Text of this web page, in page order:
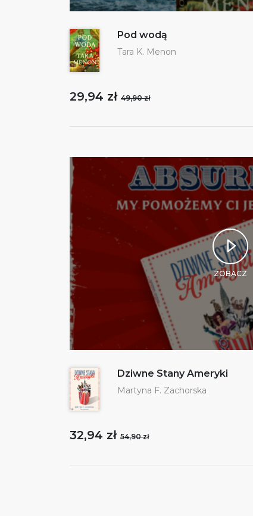
Pod wodą
Tara K. Menon
29,94 zł 49,90 zł
ZOBACZ
Dziwne Stany Ameryki
Martyna F. Zachorska
32,94 zł 54,90 zł